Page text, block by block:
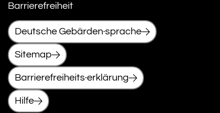
Barrierefreiheit
Deutsche Gebärden·sprache
Sitemap
Barrierefreiheits·erklärung
Hilfe